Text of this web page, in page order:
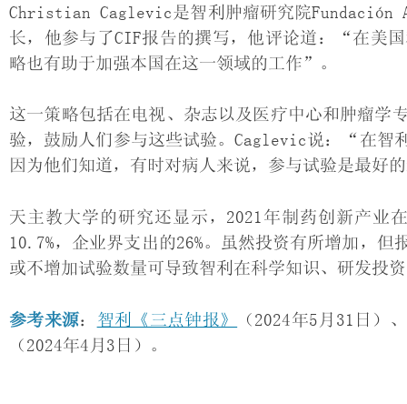
Christian Caglevic是智利肿瘤研究院Fundación
长，他参与了CIF报告的撰写，他评论道：“在美
略也有助于加强本国在这一领域的工作”。
这一策略包括在电视、杂志以及医疗中心和肿瘤学
验，鼓励人们参与这些试验。Caglevic说：“在智
因为他们知道，有时对病人来说，参与试验是最好
天主教大学的研究还显示，2021年制药创新产业
10.7%，企业界支出的26%。虽然投资有所增加，
或不增加试验数量可导致智利在科学知识、研发投
参考来源： 智利《三点钟报》
（2024年5月31日）、
（2024年4月3日）。